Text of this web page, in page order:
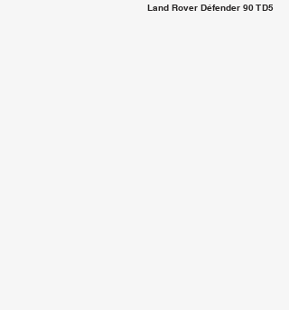
Land Rover Défender 90 TD5